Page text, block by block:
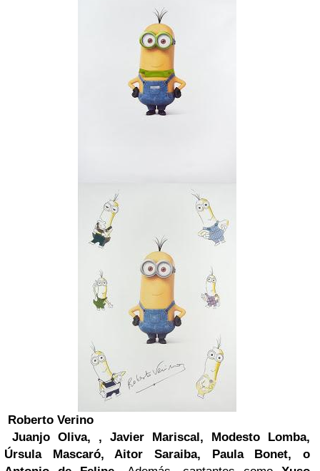
Roberto Verino
Juanjo Oliva, , Javier Mariscal, Modesto Lomba,
Úrsula Mascaró, Aitor Saraiba, Paula Bonet, o